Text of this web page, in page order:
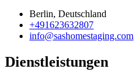
Berlin, Deutschland
+491623632807
info@sashomestaging.com
Dienstleistungen